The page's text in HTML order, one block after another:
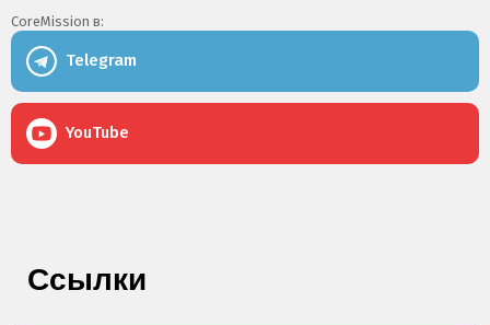
CoreMission в:
Telegram
YouTube
Ссылки